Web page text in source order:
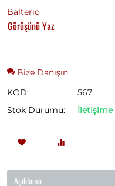
Balterio
Görüşünü Yaz
Bize Danışın
KOD:
567
Stok Durumu:
İletişime
Açıklama